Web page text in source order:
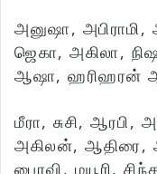
அனுஷா,
ஜெகா, அகிலா,
ஆஷா, ஹரிஹரன்
மீரா, சுசி,
அகிலன், ஆதிரை,
பைரவி, மயூரி,